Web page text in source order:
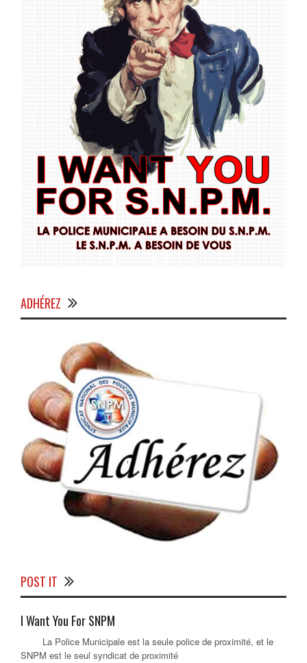
ADHÉREZ
POST IT
I Want You For SNPM
La Police Municipale est la seule police de proximité, et le
SNPM est le seul syndicat de proximité